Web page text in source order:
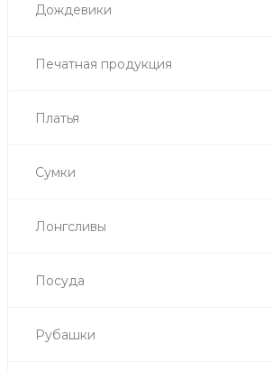
Дождевики
Печатная продукция
Платья
Сумки
Лонгсливы
Посуда
Рубашки